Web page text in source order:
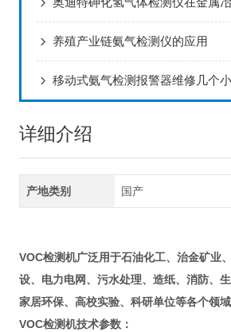
养殖产业链氨气检测仪的应用
详细介绍
产地类别 国产
VOC检测机广泛用于石油化工、治金矿业
设、电力电网、污水处理、造纸、消防、生
家居环保、高校实验、科研单位等各个领域
VOC检测机技术参数：